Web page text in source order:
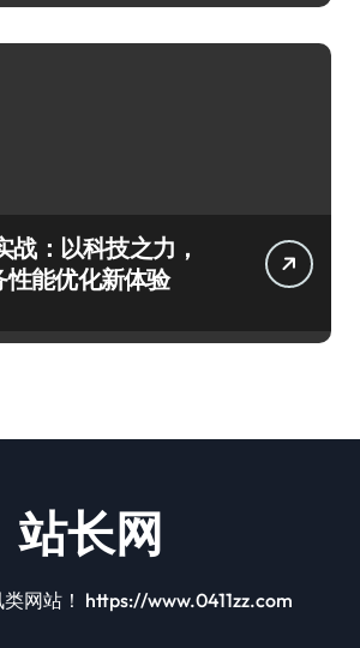
战：以科技之力，
能优化新体验
站长网
网站！ https://www.0411zz.com